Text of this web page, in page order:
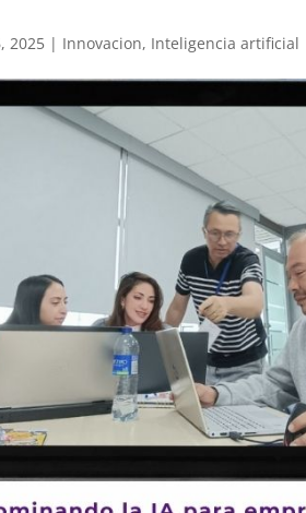
2025 | Innovacion, Inteligencia artificial